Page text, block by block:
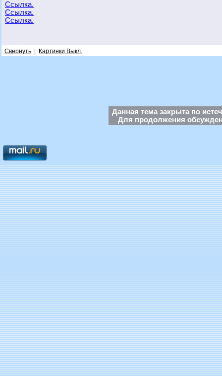
Ссылка.
Ссылка.
Ссылка.
Свернуть Картинки Выкл.
Данная тема закрыта по
Для продолжения